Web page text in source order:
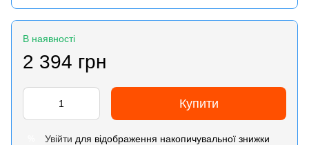
В наявності
2 394 грн
Купити
Увійти для відображення накопичувальної знижки